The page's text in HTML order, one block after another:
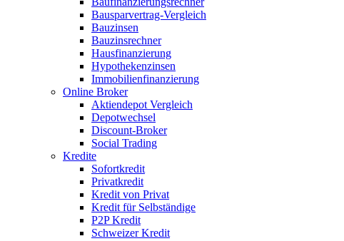
Bausparvertrag-Vergleich
Bauzinsen
Bauzinsrechner
Hausfinanzierung
Hypothekenzinsen
Immobilienfinanzierung
Online Broker
Aktiendepot Vergleich
Depotwechsel
Discount-Broker
Social Trading
Kredite
Sofortkredit
Privatkredit
Kredit von Privat
Kredit für Selbständige
P2P Kredit
Schweizer Kredit